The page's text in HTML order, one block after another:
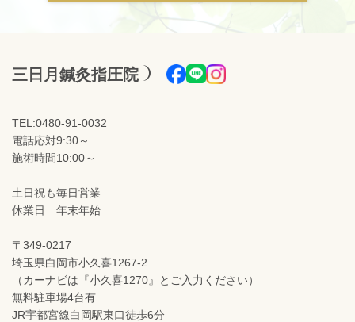
三日月鍼灸指圧院
TEL:0480-91-0032
電話応対9:30～
施術時間10:00～
土日祝も毎日営業
休業日 年末年始
〒349-0217
埼玉県白岡市小久喜1267-2
（カーナビは『小久喜1270』とご入力ください）
無料駐車場4台有
JR宇都宮線白岡駅東口徒歩6分